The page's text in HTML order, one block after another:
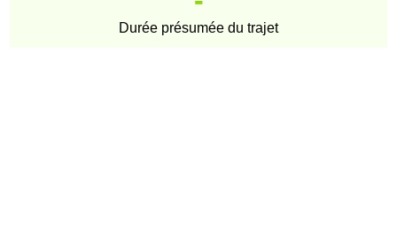
Durée présumée du trajet